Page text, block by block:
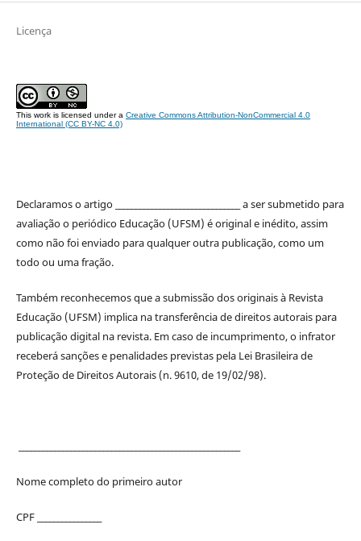
Licença
This work is licensed under a Creative Commons Attribution-NonCommercial 4.0
International (CC BY-NC 4.0)
Declaramos o artigo _______________________________ a ser submetido para
avaliação o periódico Educação (UFSM) é original e inédito, assim
como não foi enviado para qualquer outra publicação, como um
todo ou uma fração.
Também reconhecemos que a submissão dos originais à Revista
Educação (UFSM) implica na transferência de direitos autorais para
publicação digital na revista. Em caso de incumprimento, o infrator
receberá sanções e penalidades previstas pela Lei Brasileira de
Proteção de Direitos Autorais (n. 9610, de 19/02/98).
Nome completo do primeiro autor
CPF ________________